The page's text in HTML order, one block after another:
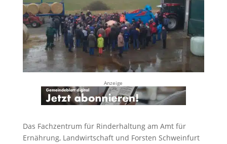
Anzeige
Das Fachzentrum für Rinderhaltung am Amt für
Ernährung, Landwirtschaft und Forsten Schweinfurt